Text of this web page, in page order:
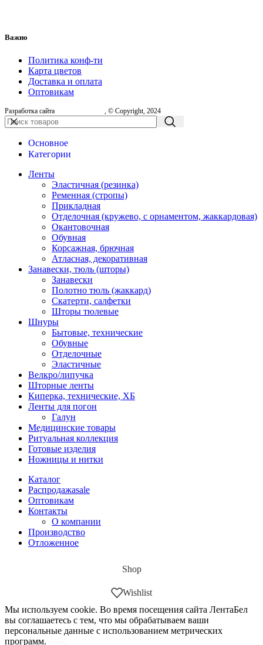
Важно
Политика конф-ти
Карта цветов
Доставка и оплата
Оптовикам
Разработка сайта , © Copyright, 2024
Основное
Категории
Ленты
Эластичная (резинка)
Ременная (стропы)
Прикладная
Отделочная (кружево, с орнаментом, жаккардовая)
Окантовочная
Обувная
Корсажная, брючная
Атласная, декоративная
Занавески, тюль (шторы)
Занавески
Полотно тюль (жаккард)
Скатерти, салфетки
Шторы тюлевые
Шнуры
Бытовые, технические
Обувные
Отделочные
Эластичные
Велкро/липучка
Шторные ленты
Киперка, технические, ХБ
Ленты для погон
Галун
Медицинские товары
Ритуальная коллекция
Готовые изделия
Ножницы и нитки
Каталог
Распродажаsale
Оптовикам
Контакты
О компании
Производство
Отложенное
Shop
Wishlist
Мы используем cookie. Во время посещения сайта ЛентаБел
вы соглашаетесь с тем, что мы обрабатываем ваши
персональные данные с использованием метрических
программ.